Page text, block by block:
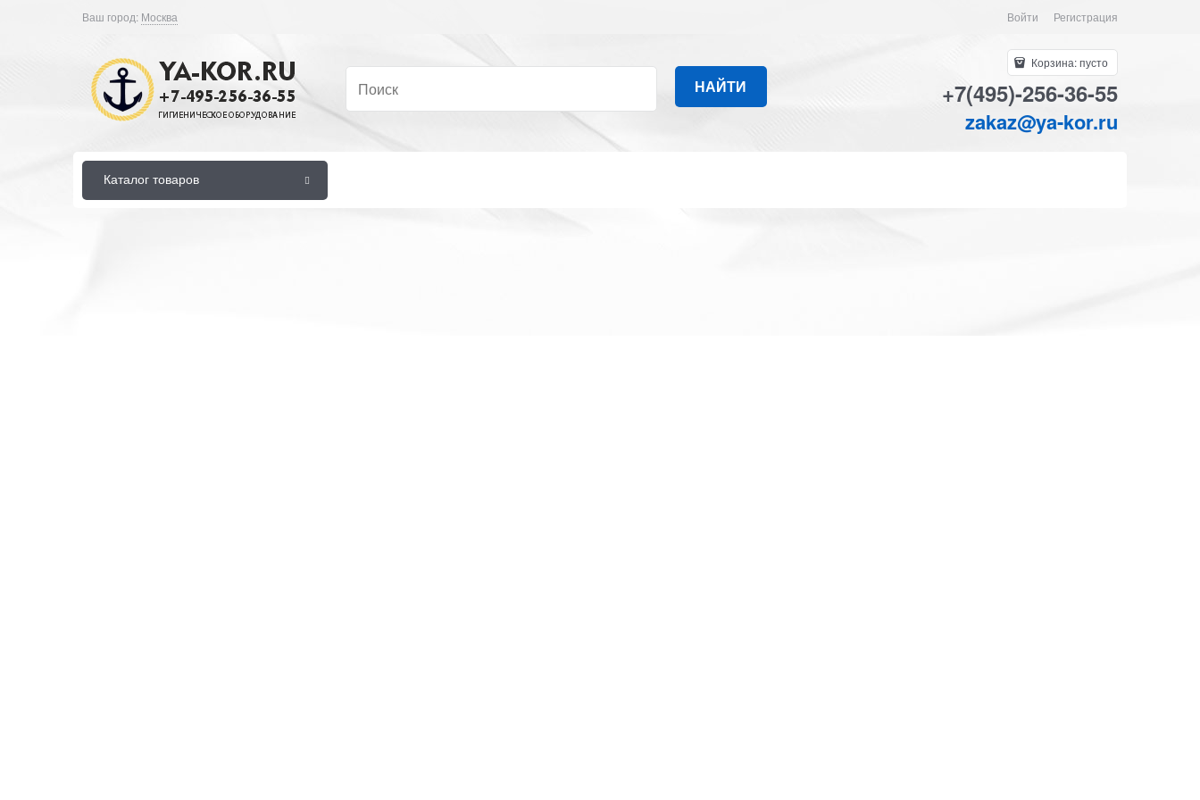
Ваш город: Москва Войти Регистрация
НАЙТИ
Корзина:пусто
+7(495)-256-36-55
zakaz@ya-kor.ru
Каталог товаров